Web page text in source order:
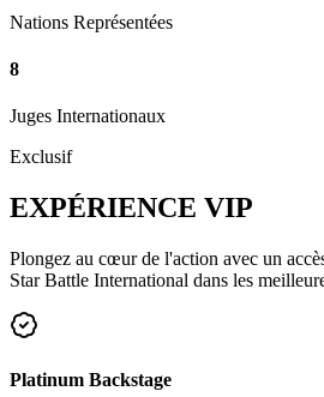
Nations Représentées
8
Juges Internationaux
Exclusif
EXPÉRIENCE VIP
Plongez au cœur de l'action avec un
Star Battle International dans les
Platinum Backstage